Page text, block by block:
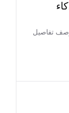
تفاصيل